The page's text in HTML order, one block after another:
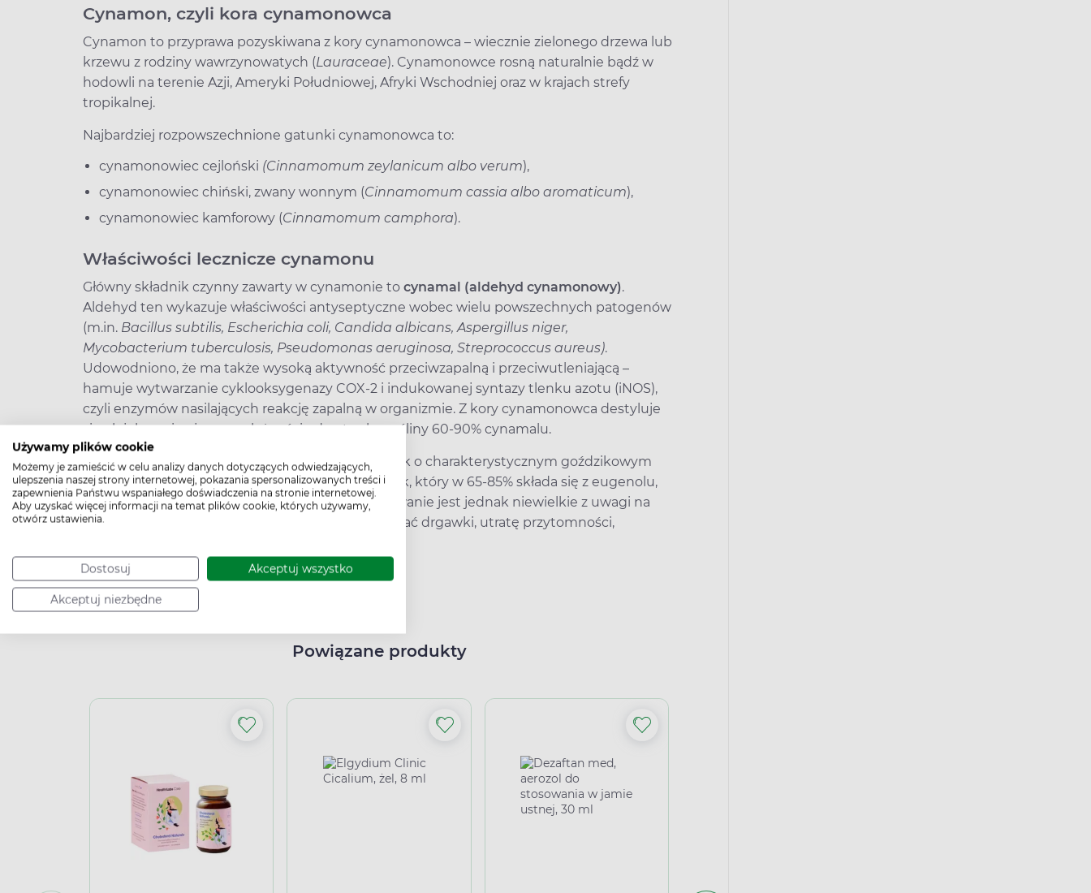
Używamy plików cookie
Możemy je zamieścić w celu analizy danych dotyczących odwiedzających,
ulepszenia naszej strony internetowej, pokazania spersonalizowanych treści i
zapewnienia Państwu wspaniałego doświadczenia na stronie internetowej.
Aby uzyskać więcej informacji na temat plików cookie, których używamy,
otwórz ustawienia.
Dostosuj Akceptuj wszystko
Akceptuj niezbędne
Cynamon, czyli kora cynamonowca
Cynamon to przyprawa pozyskiwana z kory cynamonowca – wiecznie zielonego drzewa lub
krzewu z rodziny wawrzynowatych (Lauraceae). Cynamonowce rosną naturalnie bądź w
hodowli na terenie Azji, Ameryki Południowej, Afryki Wschodniej oraz w krajach strefy
tropikalnej.
Najbardziej rozpowszechnione gatunki cynamonowca to:
cynamonowiec cejloński (Cinnamomum zeylanicum albo verum),
cynamonowiec chiński, zwany wonnym (Cinnamomum cassia albo aromaticum),
cynamonowiec kamforowy (Cinnamomum camphora).
Właściwości lecznicze cynamonu
Główny składnik czynny zawarty w cynamonie to cynamal (aldehyd cynamonowy).
Aldehyd ten wykazuje właściwości antyseptyczne wobec wielu powszechnych patogenów
(m.in. Bacillus subtilis, Escherichia coli, Candida albicans, Aspergillus niger,
Mycobacterium tuberculosis, Pseudomonas aeruginosa, Streprococcus aureus).
Udowodniono, że ma także wysoką aktywność przeciwzapalną i przeciwutleniającą –
hamuje wytwarzanie cyklooksygenazy COX-2 i indukowanej syntazy tlenku azotu (iNOS),
czyli enzymów nasilających reakcję zapalną w organizmie. Z kory cynamonowca destyluje
się olejek zawierający w zależności od gatunku rośliny 60-90% cynamalu.
Składnikiem cynamonu jest też eugenol– związek o charakterystycznym goździkowym
zapachu i właściwościach antyseptycznych. Olejek, który w 65-85% składa się z eugenolu,
otrzymuje się z liści cynamonowca. Jego zastosowanie jest jednak niewielkie z uwagi na
wysoką toksyczność wobec ludzi (może wywoływać drgawki, utratę przytomności,
High-contrast mode
Powiązane produkty